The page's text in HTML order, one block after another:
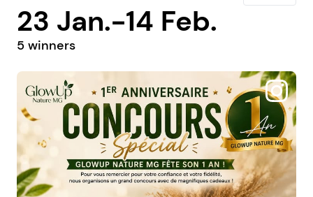
23 Jan.-14 Feb.
5 winners
@styl.epil